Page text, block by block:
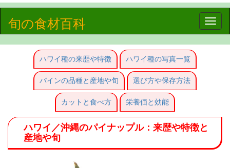
Toggle
旬の食材百科
ハワイ種の来歴や特徴 ハワイ種の写真一覧
パインの品種と産地や旬 選び方や保存方法
カットと食べ方 栄養価と効能
ハワイ／沖縄のパイナップル：来歴や特徴と
産地や旬